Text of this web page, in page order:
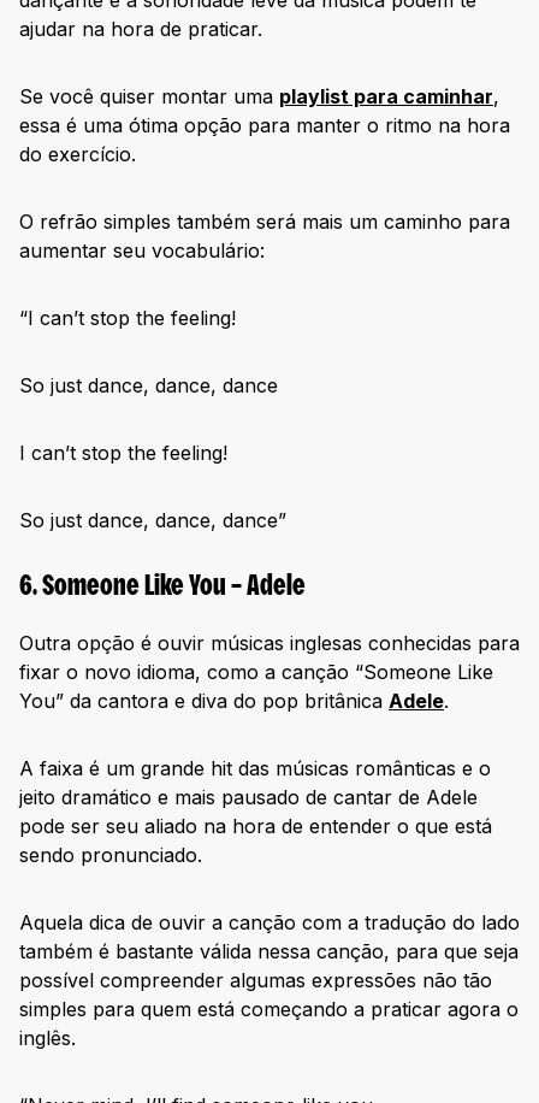
ajudar na hora de praticar.
Se você quiser montar uma playlist para caminhar,
essa é uma ótima opção para manter o ritmo na hora
do exercício.
O refrão simples também será mais um caminho para
aumentar seu vocabulário:
“I can’t stop the feeling!
So just dance, dance, dance
I can’t stop the feeling!
So just dance, dance, dance”
6. Someone Like You – Adele
Outra opção é ouvir músicas inglesas conhecidas para
fixar o novo idioma, como a canção “Someone Like
You” da cantora e diva do pop britânica Adele.
A faixa é um grande hit das músicas românticas e o
jeito dramático e mais pausado de cantar de Adele
pode ser seu aliado na hora de entender o que está
sendo pronunciado.
Aquela dica de ouvir a canção com a tradução do lado
também é bastante válida nessa canção, para que seja
possível compreender algumas expressões não tão
simples para quem está começando a praticar agora o
inglês.